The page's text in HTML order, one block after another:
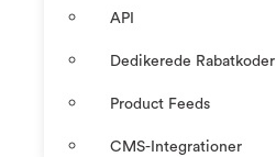
API
Dedikerede Rabatkoder
Product Feeds
CMS-Integrationer